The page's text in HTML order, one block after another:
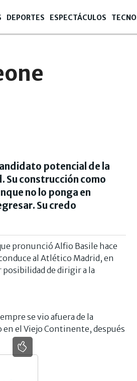
DEPORTES ESPECTÁCULOS TECNO
potencial de la
Su construcción como
no lo ponga en
Su credo
pronunció Alfio Basile hace
al Atlético Madrid, en
de dirigir a la
se vio afuera de la
el Viejo Continente, después